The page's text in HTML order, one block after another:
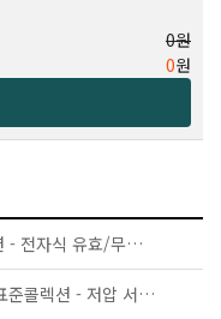
0원
0원
KS C 1214(2017 확인) 인증표준콜렉션 - 전자식 유효/무효 전력량계(유효 0.2급/0.5급, 1.0급/2.0급, 무효2.0급/3.0급)
KS C IEC 61643-11(2017 확인) 인증표준콜렉션 - 저압 서지보호장치－제11부：저압전력 계통의 저압 서지보호장치－요구사항 및 시험방법